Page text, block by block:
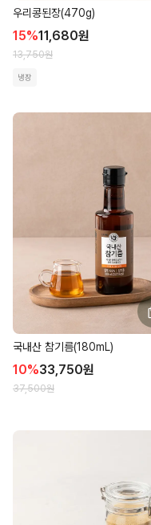
우리콩된장(470g)
15%11,680원
13,750원
냉장
국내산 참기름(180mL)
10%33,750원
37,500원